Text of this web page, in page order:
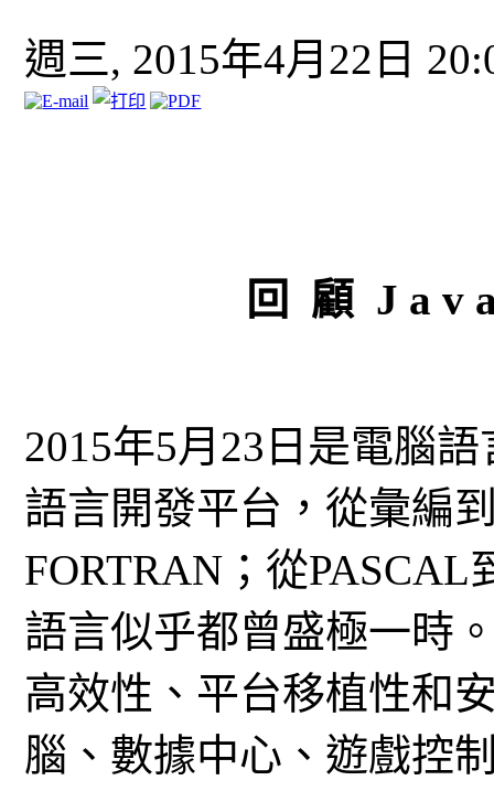
週三, 2015年4月22日
回 顧 J a v
2015年5月23日是電腦
語言開發平台，從彙編
FORTRAN；從
語言似乎都曾盛極一時
高效性、平台移植性和
腦、數據中心、遊戲控